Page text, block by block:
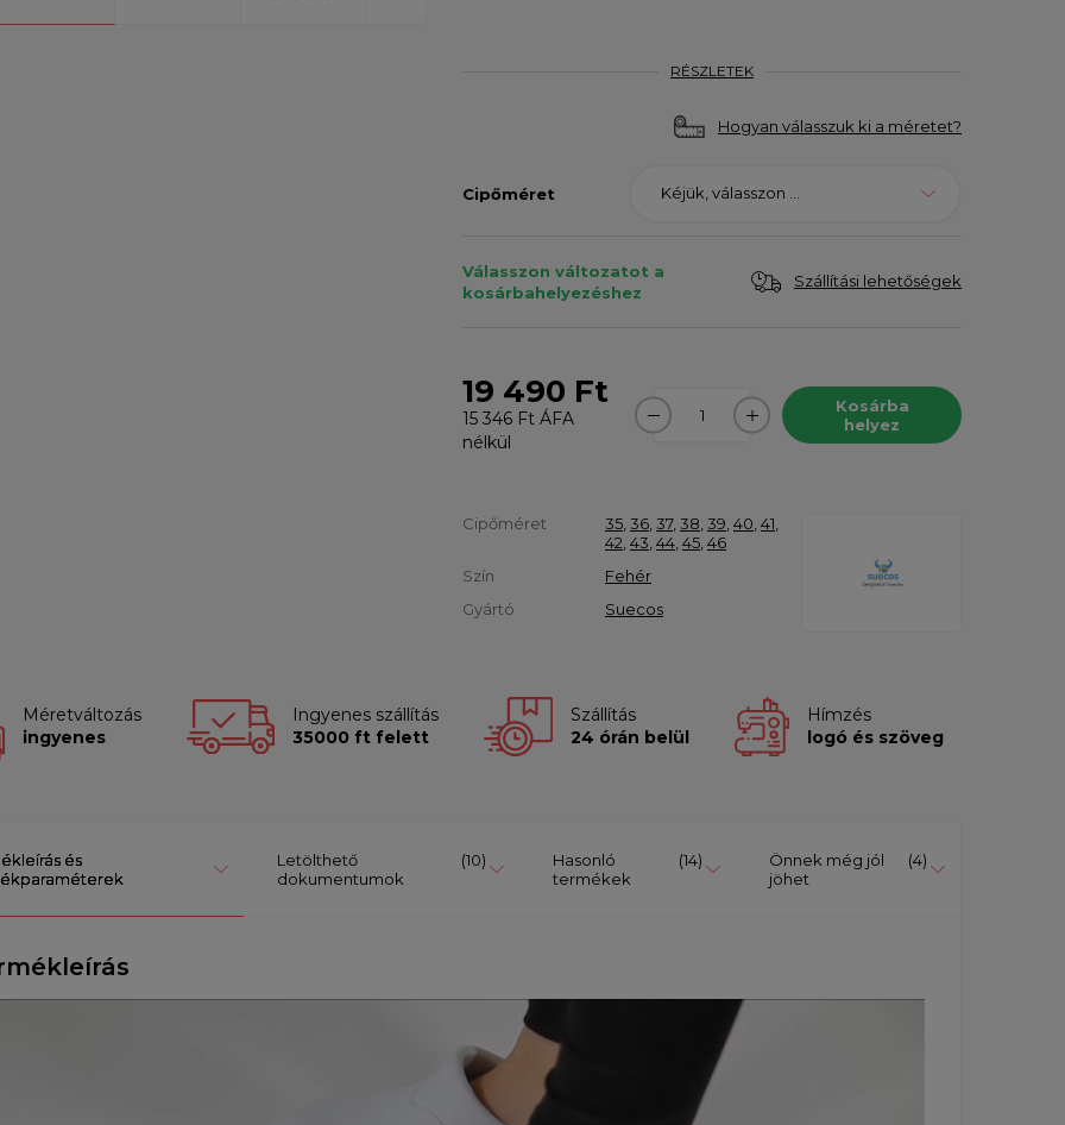
RÉSZLETEK
Hogyan válasszuk ki a méretet?
Cipőméret Kéjük, válasszon ...
Válasszon változatot a
kosárbahelyezéshez
Szállítási lehetőségek
19 490 Ft
15 346 Ft ÁFA
nélkül
Kosárba
helyez
Cipőméret 35 36 37, 38 39 40 41
42 43 44 45 46
Szín
Fehér
Gyártó
Suecos
Méretváltozás
ingyenes
Ingyenes szállítás
35000 ft felett
Szállítás
24 órán belül
Hímzés
logó és szöveg
és
Letölthető
dokumentumok
(10)
Hasonló
termékek
(14)
Önnek még jól
jöhet
(4)